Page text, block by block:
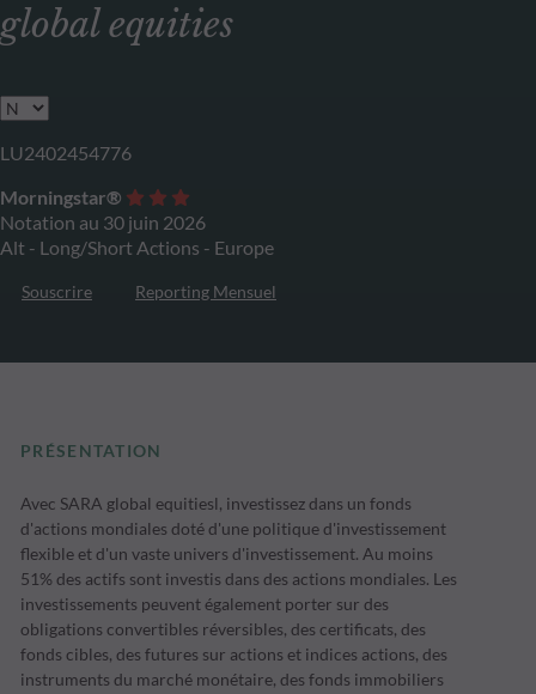
global equities
LU2402454776
Morningstar®
Notation au 30 juin 2026
Alt - Long/Short Actions - Europe
Souscrire Reporting Mensuel
PRÉSENTATION
Avec SARA global equitiesl, investissez dans un fonds
d'actions mondiales doté d'une politique d'investissement
flexible et d'un vaste univers d'investissement. Au moins
51% des actifs sont investis dans des actions mondiales. Les
investissements peuvent également porter sur des
obligations convertibles réversibles, des certificats, des
fonds cibles, des futures sur actions et indices actions, des
instruments du marché monétaire, des fonds immobiliers